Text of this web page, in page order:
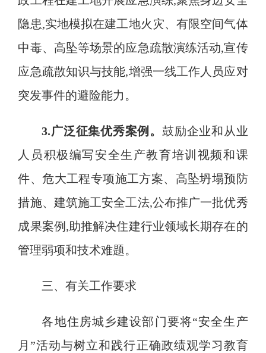
隐患,实地模拟在建工地火灾、有限空间气体
中毒、高坠等场景的应急疏散演练活动,宣传
应急疏散知识与技能,增强一线工作人员应对
突发事件的避险能力 。
3.广泛征集优秀案例 。鼓励企业和从业
人员积极编写安全生产教育培训视频和课
件、危大工程专项施工方案、高坠坍塌预防
措施、建筑施工安全工法,公布推广一批优秀
成果案例,助推解决住建行业领域长期存在的
管理弱项和技术难题。
三、有关工作要求
各地住房城乡建设部门要将“安全生产
月”活动与树立和践行正确政绩观学习教育